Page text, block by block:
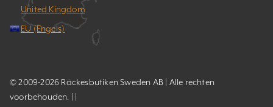
United Kingdom
EU (Engels)
© 2009-2026 Räckesbutiken Sweden AB | Alle rechten
voorbehouden. | |